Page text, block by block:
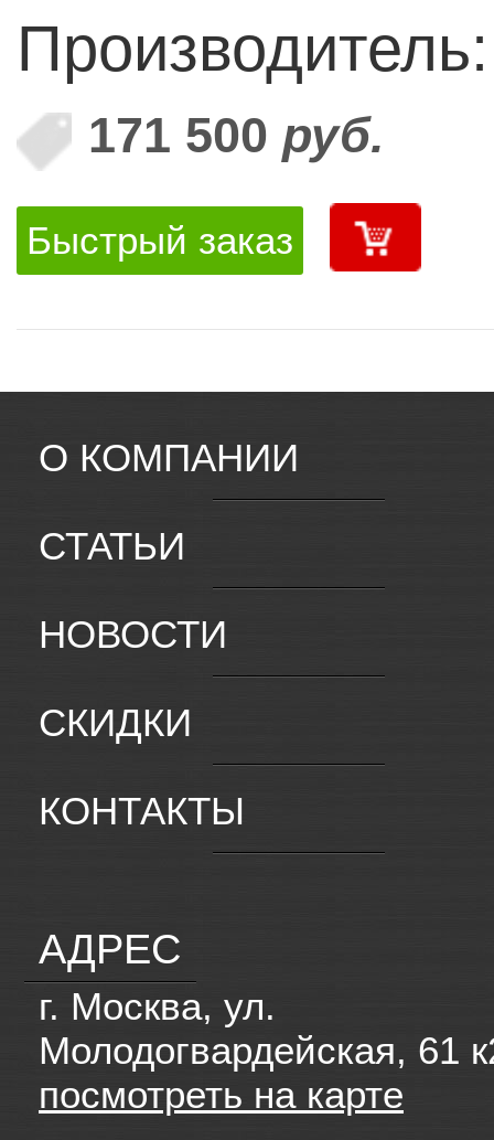
171 500 руб.
Быстрый заказ
О КОМПАНИИ
СТАТЬИ
НОВОСТИ
СКИДКИ
КОНТАКТЫ
АДРЕС
г. Москва, ул.
Молодогвардейская, 61
посмотреть на карте